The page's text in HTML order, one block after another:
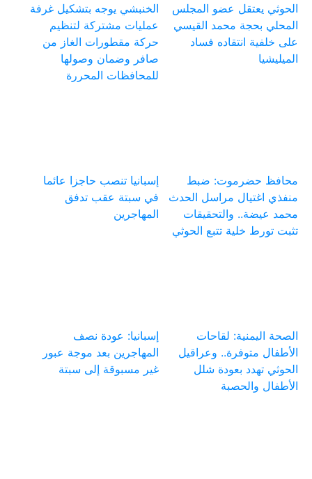
الحوثي يعتقل عضو المجلس
المحلي بحجة محمد القيسي
على خلفية انتقاده فساد
الميليشيا
الخنبشي يوجه بتشكيل غرفة
عمليات مشتركة لتنظيم
حركة مقطورات الغاز من
صافر وضمان وصولها
للمحافظات المحررة
محافظ حضرموت: ضبط
منفذي اغتيال مراسل الحدث
محمد عيضة.. والتحقيقات
تثبت تورط خلية تتبع الحوثي
إسبانيا تنصب حاجزا عائما
في سبتة عقب تدفق
المهاجرين
الصحة اليمنية: لقاحات
الأطفال متوفرة.. وعراقيل
الحوثي تهدد بعودة شلل
الأطفال والحصبة
إسبانيا: عودة نصف
المهاجرين بعد موجة عبور
غير مسبوقة إلى سبتة